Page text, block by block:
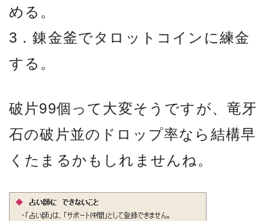
める。
3．錬金釜でタロットコインに練金
する。
破片99個って大変そうですが、竜牙
石の破片並のドロップ率なら結構早
くたまるかもしれませんね。